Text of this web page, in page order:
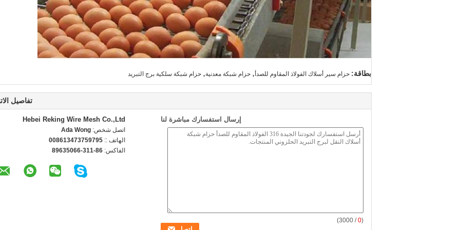
بطاقة: حزام سير أسلاك الفولاذ المقاوم للصدأ, حزام شبكة معدنية, حزام شبكة سلكية برج التبريد
تفاصيل
Hebei Reking Wire Mesh Co.,Ltd
اتصل شخص: Ada Wong
الهاتف :: 008613473759795
الفاكس: 86-311-89635066
إرسال استفسارك مباشرة لنا
(
0
/ 3000)